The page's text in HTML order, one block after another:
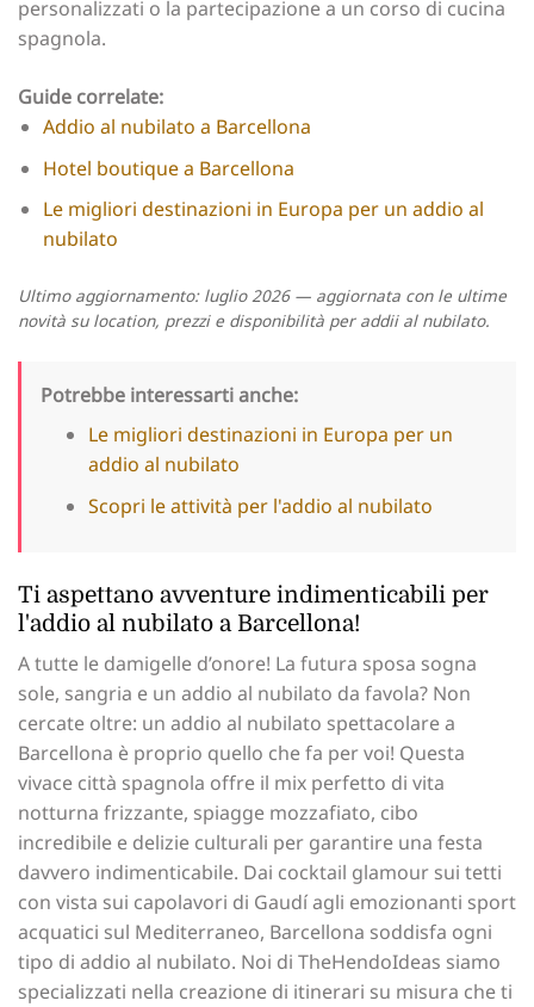
personalizzati o la partecipazione a un corso di cucina
spagnola.
Guide correlate:
Addio al nubilato a Barcellona
Hotel boutique a Barcellona
Le migliori destinazioni in Europa per un addio al
nubilato
Ultimo aggiornamento: luglio 2026 — aggiornata con le ultime
novità su location, prezzi e disponibilità per addii al nubilato.
Potrebbe interessarti anche:
Le migliori destinazioni in Europa per un
addio al nubilato
Scopri le attività per l'addio al nubilato
Ti aspettano avventure indimenticabili per
l'addio al nubilato a Barcellona!
A tutte le damigelle d’onore! La futura sposa sogna
sole, sangria e un addio al nubilato da favola? Non
cercate oltre: un addio al nubilato spettacolare a
Barcellona è proprio quello che fa per voi! Questa
vivace città spagnola offre il mix perfetto di vita
notturna frizzante, spiagge mozzafiato, cibo
incredibile e delizie culturali per garantire una festa
davvero indimenticabile. Dai cocktail glamour sui tetti
con vista sui capolavori di Gaudí agli emozionanti sport
acquatici sul Mediterraneo, Barcellona soddisfa ogni
tipo di addio al nubilato. Noi di TheHendoIdeas siamo
specializzati nella creazione di itinerari su misura che ti